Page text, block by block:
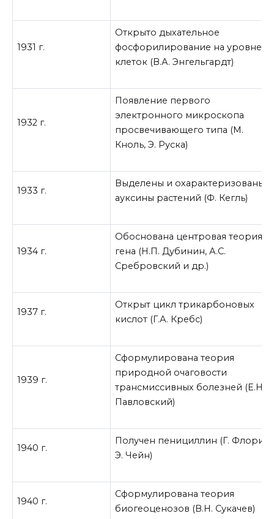
1931 г.
Открыто дыхательное
фосфорилирование на уровне
клеток (В.А. Энгельгардт)
1932 г.
Появление первого
электронного микроскопа
просвечивающего типа (М.
Кноль, Э. Руска)
1933 г.
Выделены и охарактеризованы
ауксины растений (Ф. Кегль)
1934 г.
Обоснована центровая теория
гена (Н.П. Дубинин, А.С.
Сребровский и др.)
1937 г.
Открыт цикл трикарбоновых
кислот (Г.А. Кребс)
1939 г.
Сформулирована теория
природной очаговости
трансмиссивных болезней (Е.Н.
Павловский)
1940 г.
Получен пенициллин (Г. Флори и
Э. Чейн)
1940 г.
Сформулирована теория
биогеоценозов (В.Н. Сукачев)